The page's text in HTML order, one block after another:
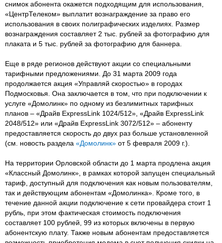
снимок абонента окажется подходящим для использования,
«ЦентрТелеком» выплатит вознаграждение за право его
использования в своих полиграфических изделиях. Размер
вознаграждения составляет 2 тыс. рублей за фотографию для
плаката и 5 тыс. рублей за фотографию для баннера.
Еще в ряде регионов действуют акции со специальными
тарифными предложениями. До 31 марта 2009 года
продолжается акция «Управляй скоростью» в городах
Подмосковья. Она заключается в том, что при подключении к
услуге «Домолинк» по одному из безлимитных тарифных
планов – «Драйв ExpressLink 1024/512», «Драйв ExpressLink
2048/512» или «Драйв ExpressLink 3072/512» – абоненту
предоставляется скорость до двух раз больше установленной
(см. новость раздела «Домолинк» от 5 февраля 2009 г.).
На территории Орловской области до 1 марта продлена акция
«Классный Домолинк», в рамках которой запущен специальный
тариф, доступный для подключения как новым пользователям,
так и действующим абонентам «Домолинка». Кроме того, в
течение данной акции подключение к сети провайдера стоит 1
рубль, при этом фактическая стоимость подключения
составляет 100 рублей, 99 из которых включены в первую
абонентскую плату. Также новым абонентам предоставляется